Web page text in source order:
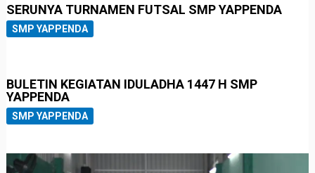
SERUNYA TURNAMEN FUTSAL SMP YAPPENDA
SMP YAPPENDA
BULETIN KEGIATAN IDULADHA 1447 H SMP
YAPPENDA
SMP YAPPENDA